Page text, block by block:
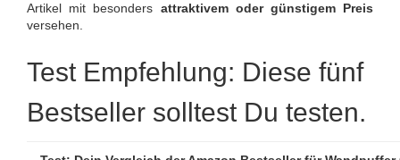
Artikel mit besonders attraktivem oder günstigem Preis
versehen.
Test Empfehlung: Diese fünf
Bestseller solltest Du testen.